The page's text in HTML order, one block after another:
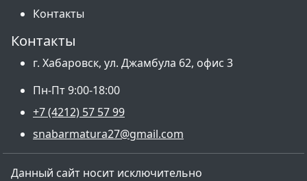
Контакты
Контакты
г. Хабаровск, ул. Джамбула 62, офис 3
Пн-Пт 9:00-18:00
+7 (4212) 57 57 99
snabarmatura27@gmail.com
Данный сайт носит исключительно